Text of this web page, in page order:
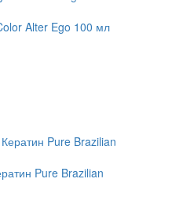
Alter Ego 100 мл
Pure Brazilian